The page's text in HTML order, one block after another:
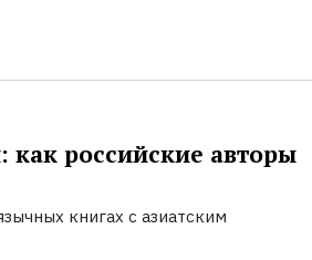
российские авторы
книгах с азиатским